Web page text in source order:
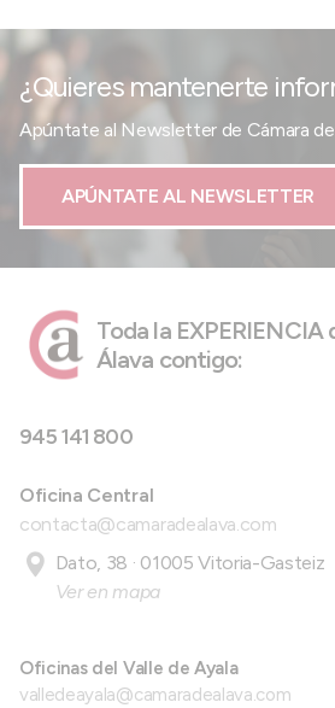
¿Quieres mantenerte
Apúntate al Newsletter de Cámara de
APÚNTATE AL NEWSLETTER
Toda la EXPERIENCIA
Álava contigo:
945 141 800
Oficina Central
contacta@camaradealava.com
Dato, 38 · 01005 Vitoria-Gasteiz
Ver en mapa
Oficinas del Valle de Ayala
valledeayala@camaradealava.com